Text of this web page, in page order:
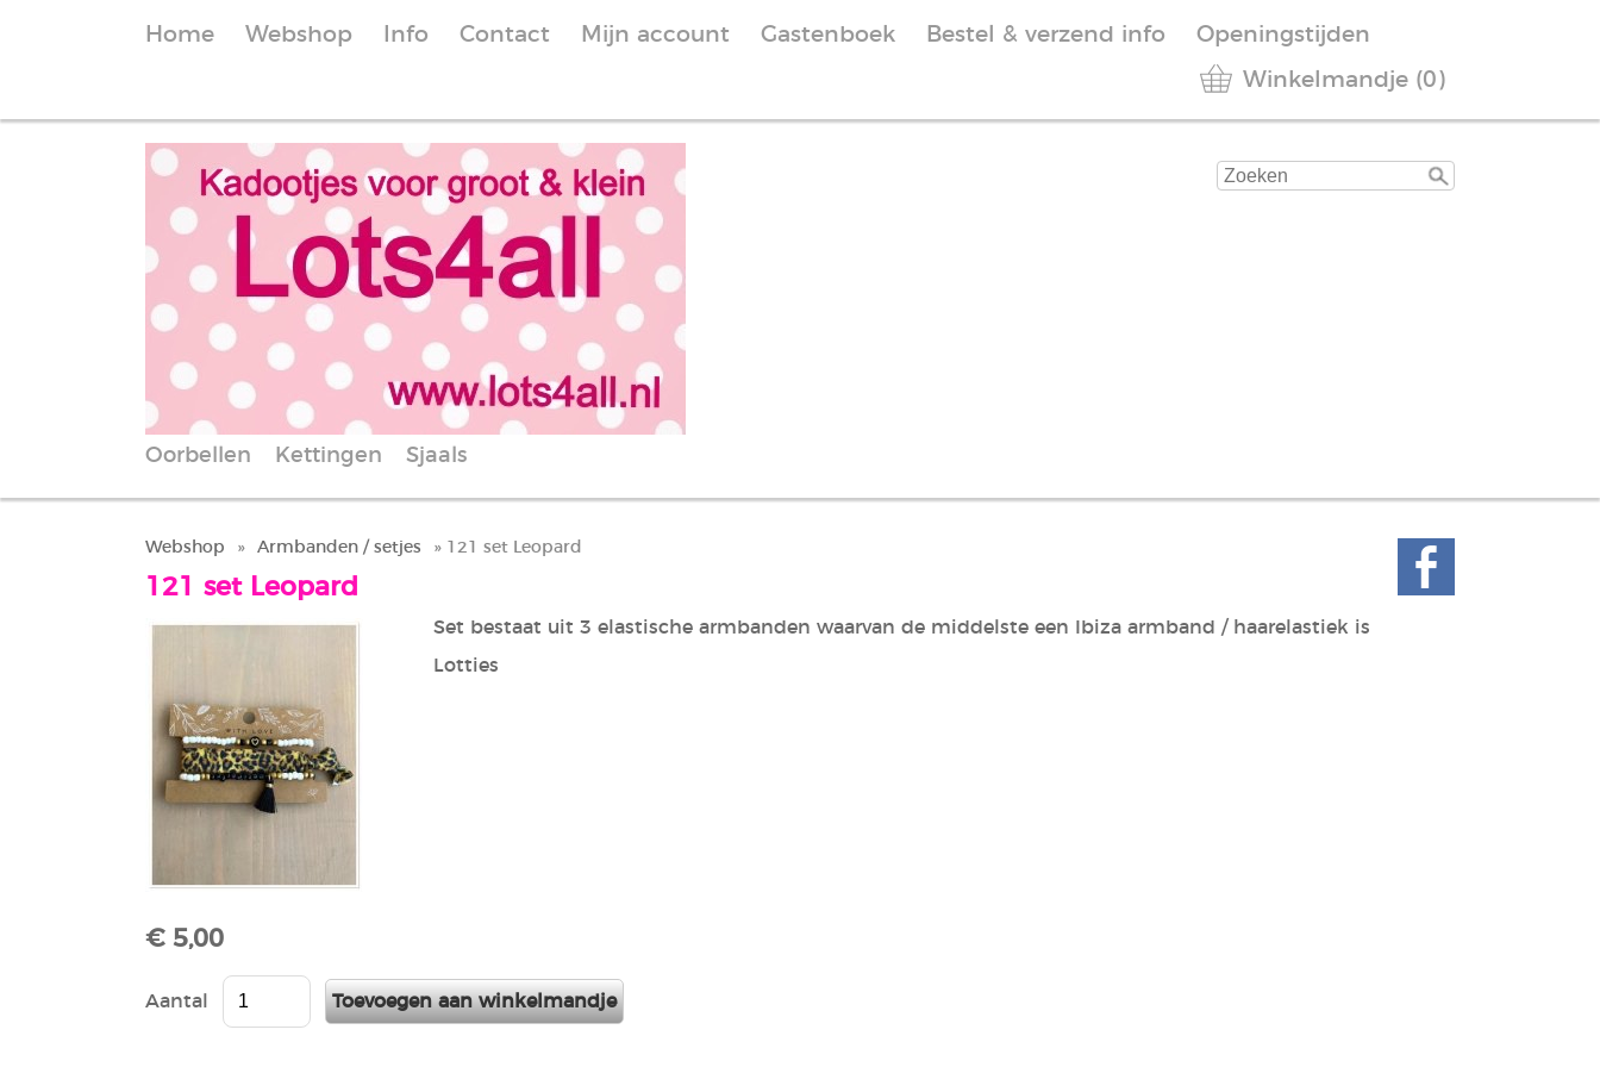
Home Webshop Info Contact Mijn account Gastenboek Bestel & verzend info Openingstijden
Winkelmandje (0)
Oorbellen Kettingen Sjaals
Webshop » Armbanden / setjes » 121 set Leopard
121 set Leopard
Set bestaat uit 3 elastische armbanden waarvan de middelste een Ibiza armband / haarelastiek is
Lotties
€ 5,00
Aantal